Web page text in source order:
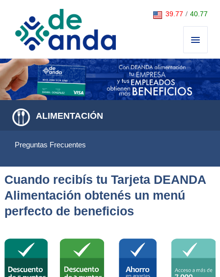
39.77 / 40.77
ALIMENTACIÓN
Preguntas Frecuentes
Cuando recibís tu Tarjeta DEANDA
Alimentación obtenés un menú
perfecto de beneficios